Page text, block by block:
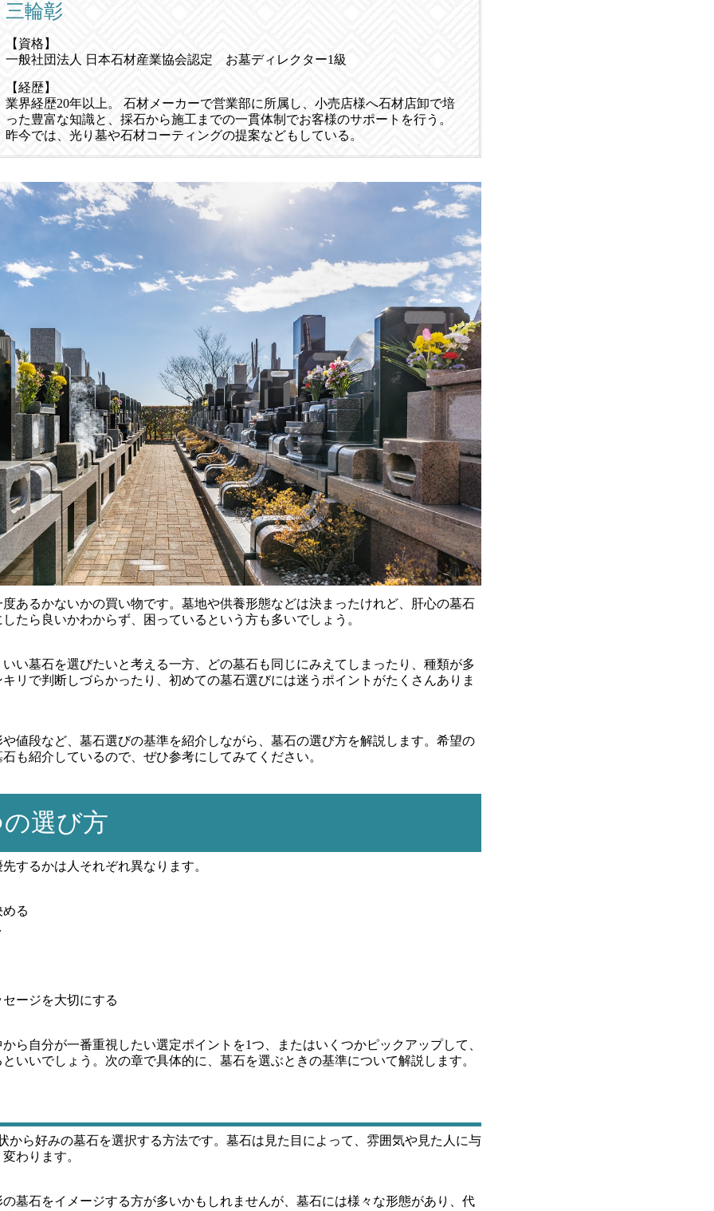
三輪彰
【資格】
一般社団法人 日本石材産業協会認定 お墓ディレクター1級
【経歴】
業界経歴20年以上。 石材メーカーで営業部に所属し、小売店様へ石材店卸で培
った豊富な知識と、採石から施工までの一貫体制でお客様のサポートを行う。
昨今では、光り墓や石材コーティングの提案などもしている。
あるかないかの買い物です。墓地や供養形態などは決まったけれど、肝心の墓石
たら良いかわからず、困っているという方も多いでしょう。
い墓石を選びたいと考える一方、どの墓石も同じにみえてしまったり、種類が多
リで判断しづらかったり、初めての墓石選びには迷うポイントがたくさんありま
値段など、墓石選びの基準を紹介しながら、墓石の選び方を解説します。希望の
も紹介しているので、ぜひ参考にしてみてください。
の選び方
するかは人それぞれ異なります。
る
ージを大切にする
ら自分が一番重視したい選定ポイントを1つ、またはいくつかピックアップして、
いいでしょう。次の章で具体的に、墓石を選ぶときの基準について解説します。
から好みの墓石を選択する方法です。墓石は見た目によって、雰囲気や見た人に与
わります。
墓石をイメージする方が多いかもしれませんが、墓石には様々な形態があり、代